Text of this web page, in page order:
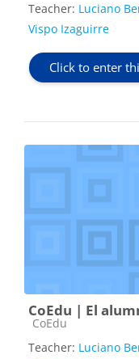
Teacher: Luciano
Vispo Izaguirre
Click to enter
CoEdu | El
Course category
CoEdu
Teacher: Luciano